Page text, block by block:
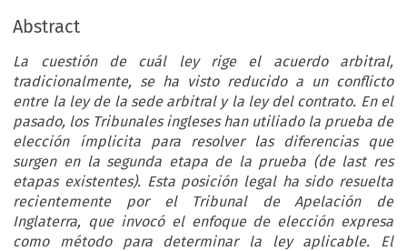
Abstract
La cuestión de cuál ley rige el acuerdo arbitral,
tradicionalmente, se ha visto reducido a un conflicto
entre la ley de la sede arbitral y la ley del contrato. En el
pasado, los Tribunales ingleses han utiliado la prueba de
elección ímplicita para resolver las diferencias que
surgen en la segunda etapa de la prueba (de last res
etapas existentes). Esta posición legal ha sido resuelta
recientemente por el Tribunal de Apelación de
Inglaterra, que invocó el enfoque de elección expresa
como método para determinar la ley aplicable. El